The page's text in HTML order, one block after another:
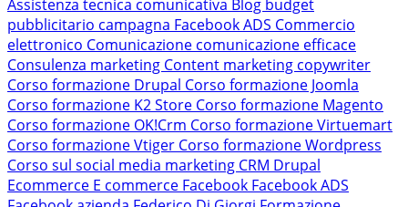
Assistenza tecnica comunicativa Blog budget
pubblicitario campagna Facebook ADS Commercio
elettronico Comunicazione comunicazione efficace
Consulenza marketing Content marketing copywriter
Corso formazione Drupal Corso formazione Joomla
Corso formazione K2 Store Corso formazione Magento
Corso formazione OK!Crm Corso formazione Virtuemart
Corso formazione Vtiger Corso formazione Wordpress
Corso sul social media marketing CRM Drupal
Ecommerce E commerce Facebook Facebook ADS